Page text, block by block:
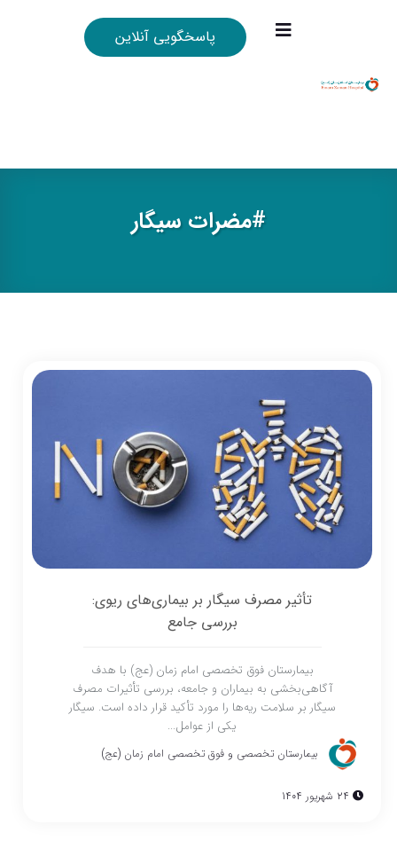
پاسخگویی آنلاین
#مضرات سيگار
تأثیر مصرف سیگار بر بیماری‌های ریوی:
بررسی جامع
بیمارستان فوق تخصصی امام زمان (عج) با هدف
آگاهی‌بخشی به بیماران و جامعه، بررسی تأثیرات مصرف
سیگار بر سلامت ریه‌ها را مورد تأکید قرار داده است. سیگار
یکی از عوامل...
بیمارستان تخصصی و فوق تخصصی امام زمان (عج)
24 شهریور 1404